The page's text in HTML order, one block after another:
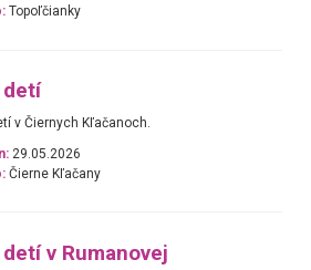
Topoľčianky
detí
v Čiernych Kľačanoch.
29.05.2026
Čierne Kľačany
detí v Rumanovej